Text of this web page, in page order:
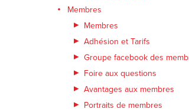
Membres
Membres
Adhésion et Tarifs
Groupe facebook des
Foire aux questions
Avantages aux membres
Portraits de membres